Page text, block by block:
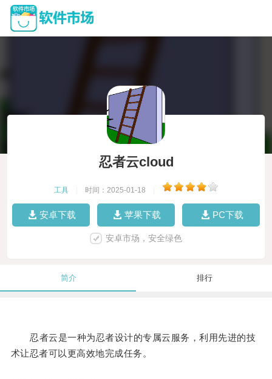
忍者云cloud
工具 时间：2025-01-18
安卓下载 苹果下载 PC下载
安卓市场，安全绿色
简介 排行
忍者云是一种为忍者设计的专属云服务，利用先进的技
术让忍者可以更高效地完成任务。